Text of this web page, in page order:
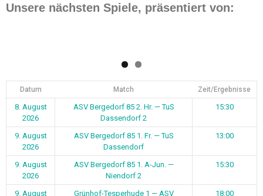
Unsere nächsten Spiele, präsentiert von:
Datum Match Zeit/Ergebnisse
8. August
2026
ASV Bergedorf 85 2. Hr. — TuS
Dassendorf 2
15:30
9. August
2026
ASV Bergedorf 85 1. Fr. — TuS
Dassendorf
13:00
9. August
2026
ASV Bergedorf 85 1. A-Jun. —
Niendorf 2
15:30
9. August
Grünhof-Tesperhude 1 — ASV
18:00